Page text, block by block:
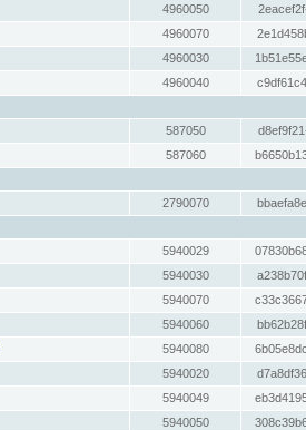
4960050
4960070
4960030
4960040
587050
587060
2790070
5940029
5940030
5940070
5940060
5940080
5940020
5940049
5940050